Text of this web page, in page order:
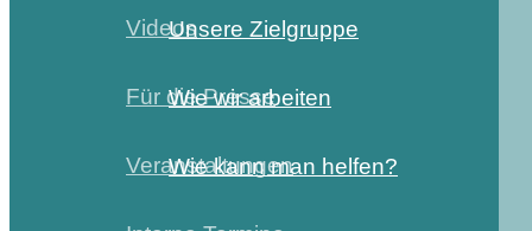
Videos
Für die Presse
Veranstaltungen
Unsere Zielgruppe
Wie wir arbeiten
Wie kann man helfen?